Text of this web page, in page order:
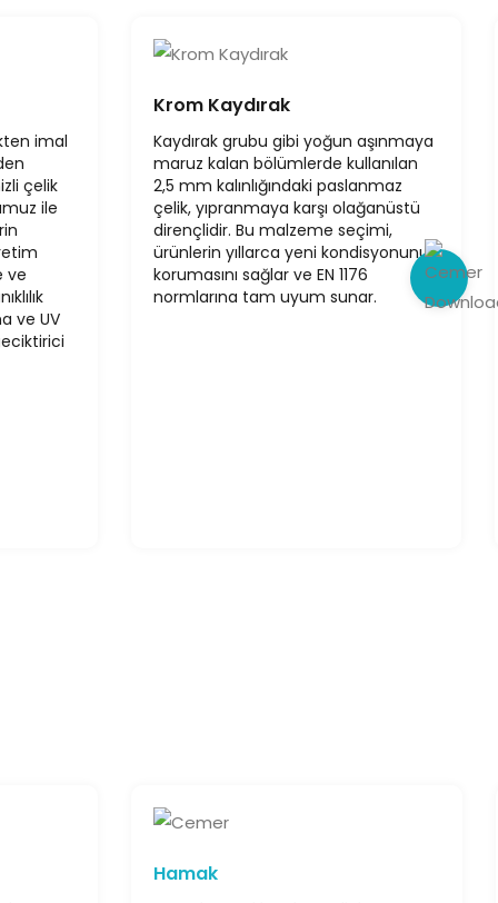
imal
çelik
ile
ve
ve UV
Krom Kaydırak
Kaydırak grubu gibi yoğun aşınmaya
maruz kalan bölümlerde kullanılan
2,5 mm kalınlığındaki paslanmaz
çelik, yıpranmaya karşı olağanüstü
dirençlidir. Bu malzeme seçimi,
ürünlerin yıllarca yeni kondisyonunu
korumasını sağlar ve EN 1176
normlarına tam uyum sunar.
Hamak